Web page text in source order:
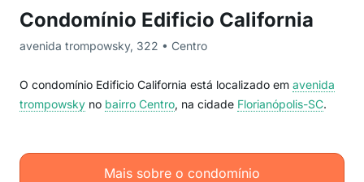
Condomínio Edificio California
avenida trompowsky, 322 • Centro
O condomínio Edificio California está localizado em avenida
trompowsky no bairro Centro, na cidade Florianópolis-SC.
Mais sobre o condomínio